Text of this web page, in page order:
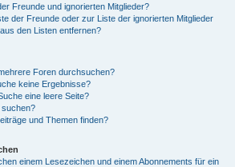
Freunde und ignorierten Mitglieder?
der Freunde oder zur Liste der ignorierten Mitglieder
den Listen entfernen?
Foren durchsuchen?
keine Ergebnisse?
eine leere Seite?
suchen?
und Themen finden?
einem Lesezeichen und einem Abonnements für ein